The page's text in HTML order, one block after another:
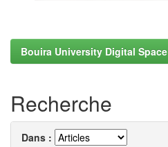
Bouira University Digital Space
Recherche
Dans :